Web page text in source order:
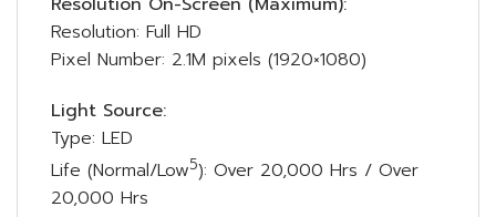
Resolution: Full HD
Pixel Number: 2.1M pixels (1920×1080)
Light Source:
Type: LED
Life (Normal/Low5): Over 20,000 Hrs / Over
20,000 Hrs